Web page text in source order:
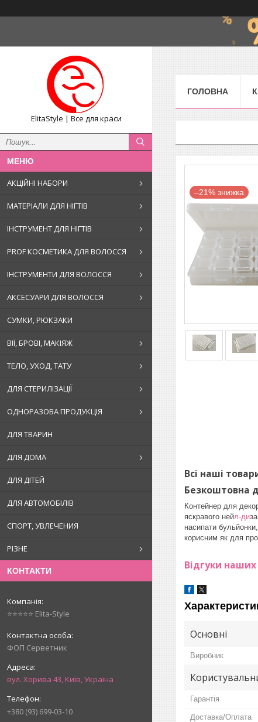
ElitaStyle | Все для краси
АКЦІЙНІ НАБОРИ
МАТЕРІАЛИ ДЛЯ НІГТІВ
ІНСТРУМЕНТ ДЛЯ НІГТІВ
PROF КОСМЕТИКА ДЛЯ ВОЛОССЯ
ІНСТРУМЕНТИ ДЛЯ ВОЛОССЯ
АКСЕСУАРИ ДЛЯ ВОЛОССЯ
СУМКИ, РЮКЗАКИ
ВІЇ, БРОВІ, МАКІЯЖ
ТЕЛО, УХОД, ТАТУ
ДЛЯ СТЕРИЛІЗАЦІЇ
ОДНОРАЗОВА ПРОДУКЦІЯ
ДЛЯ ТВАРИН
ДЛЯ ДОМА
ДЛЯ ДІТЕЙ
ДЛЯ АВТОМОБІЛІВ
СПОРТ, УВЛЕЧЕНИЯ
РІЗНЕ
КОНТАКТИ
⭐⭐⭐⭐⭐ Elita-Style
ФОП Серветник
вул. Хорива 43, Київ, Україна
+380 (93) 699-03-10
ГОЛОВНА
–21%
Всі наші
Безкоштовна
Контейнер для
яскравого нейл-ди
насипати
корисним як для
Відгуки наших
Основні
Виробник
Гарантія
Доставка/Оплата